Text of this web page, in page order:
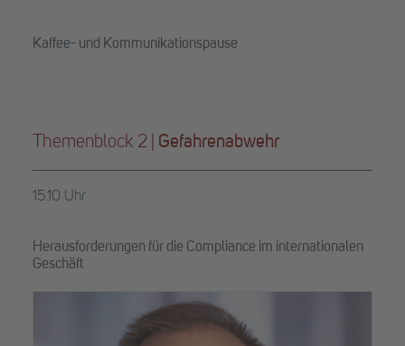
Kaffee- und Kommunikationspause
Themenblock 2 | Gefahrenabwehr
15.10 Uhr
Herausforderungen für die Compliance im internationalen
Geschäft